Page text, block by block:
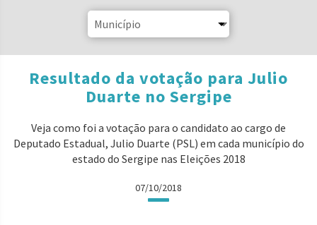
Resultado da votação para Julio
Duarte no Sergipe
Veja como foi a votação para o candidato ao cargo de
Deputado Estadual, Julio Duarte (PSL) em cada município do
estado do Sergipe nas Eleições 2018
07/10/2018